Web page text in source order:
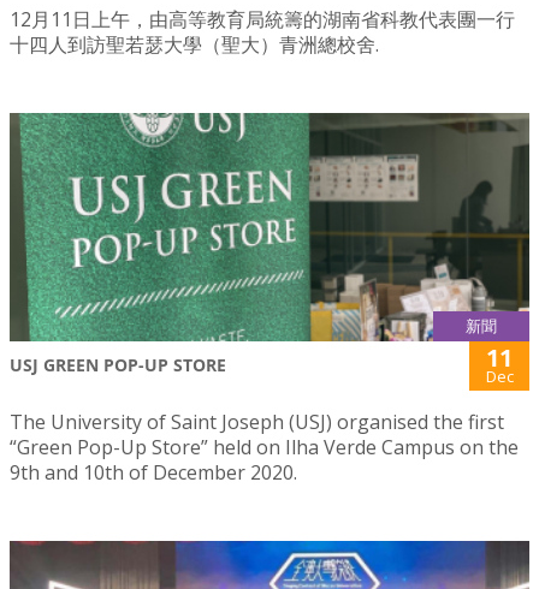
12月11日上午，由高等教育局統籌的湖南省科教代表團一行
十四人到訪聖若瑟大學（聖大）青洲總校舍.
新聞
USJ GREEN POP-UP STORE 11
Dec
The University of Saint Joseph (USJ) organised the first
“Green Pop-Up Store” held on Ilha Verde Campus on the
9th and 10th of December 2020.